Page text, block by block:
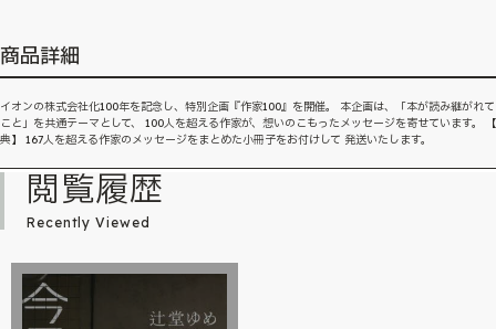
商品詳細
イオンの株式会社化100年を記念し、特別企画『作家100』を開催。 本企画は、「本が読み継がれ
こと」を共通テーマとして、 100人を超える作家が、想いのこもったメッセージを寄せています。
典】 167人を超える作家のメッセージをまとめた小冊子をお付けして 発送いたします。
閲覧履歴
Recently Viewed